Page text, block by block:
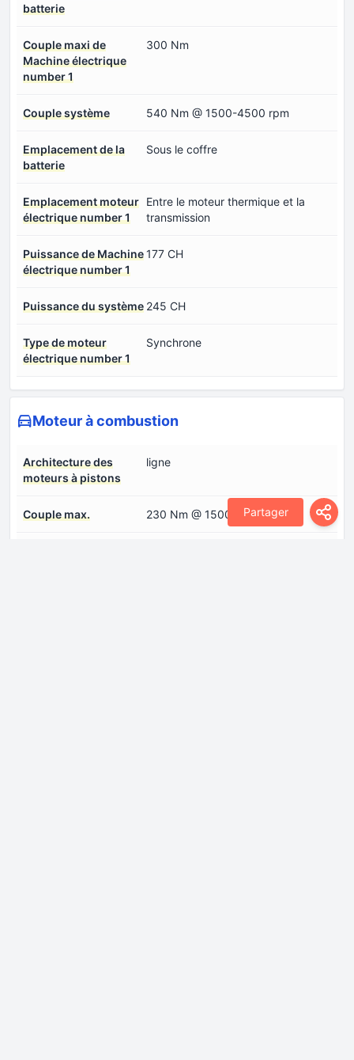
Partager
batterie
Couple maxi de
Machine électrique
number 1
300 Nm
Couple système 540 Nm @ 1500-4500 rpm
Emplacement de la
batterie
Sous le coffre
Emplacement moteur
électrique number 1
Entre le moteur thermique et la
transmission
Puissance de Machine
électrique number 1
177 CH
Puissance du système 245 CH
Type de moteur
électrique number 1
Synchrone
Moteur à combustion
Architecture des
moteurs à pistons
ligne
Couple max. 230 Nm @ 1500-4500 rpm